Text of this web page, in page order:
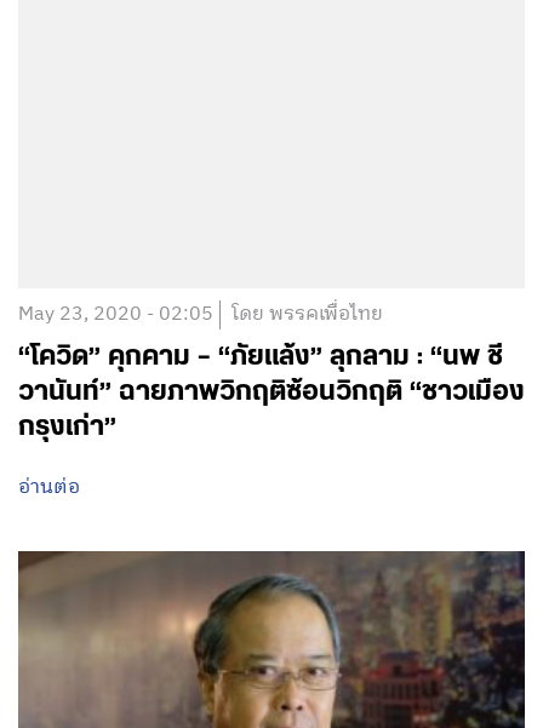
May 23, 2020 - 02:05 โดย พรรคเพื่อไทย
“โควิด” คุกคาม – “ภัยแล้ง” ลุกลาม : “นพ ชี
วานันท์” ฉายภาพวิกฤติซ้อนวิกฤติ “ชาวเมือง
กรุงเก่า”
อ่านต่อ